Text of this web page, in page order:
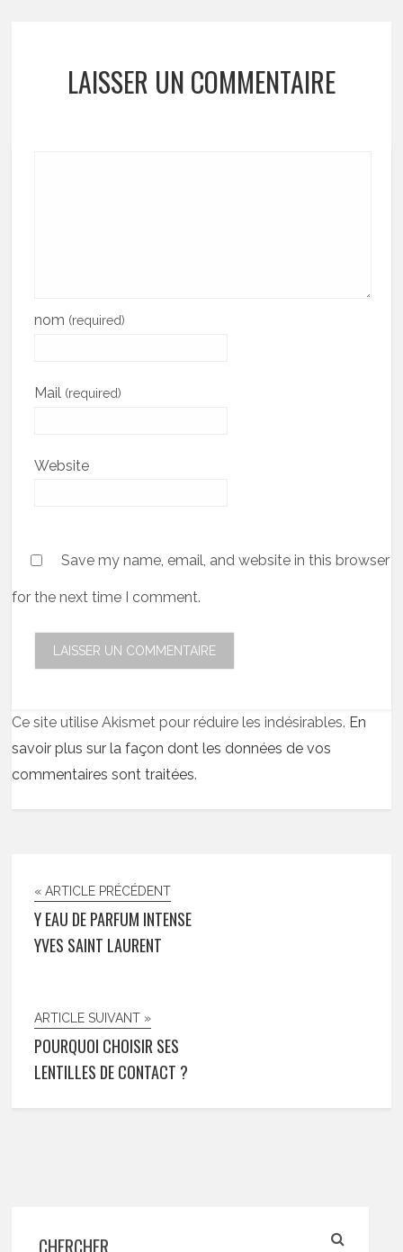
LAISSER UN COMMENTAIRE
nom (required)
Mail (required)
Website
Save my name, email, and website in this browser
for the next time I comment.
Ce site utilise Akismet pour réduire les indésirables. En
savoir plus sur la façon dont les données de vos
commentaires sont traitées.
« ARTICLE PRÉCÉDENT
Y EAU DE PARFUM INTENSE
YVES SAINT LAURENT
ARTICLE SUIVANT »
POURQUOI CHOISIR SES
LENTILLES DE CONTACT ?
CHERCHER